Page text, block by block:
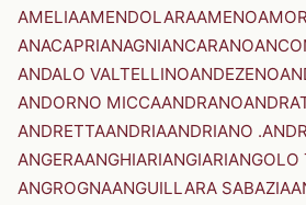
AMELIAAMENDOLARAAMENO
ANACAPRIANAGNIANCARANO
ANDALO VALTELLINOANDEZENO
ANDORNO MICCAANDRANO
ANDRETTAANDRIAANDRIANO
ANGERAANGHIARIANGIARIANGOLO
ANGROGNAANGUILLARA SABAZIA